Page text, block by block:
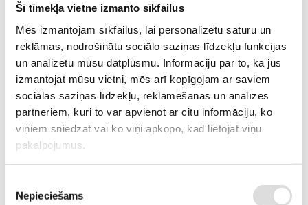
Šī tīmekļa vietne izmanto sīkfailus
Mēs izmantojam sīkfailus, lai personalizētu saturu un
reklāmas, nodrošinātu sociālo saziņas līdzekļu funkcijas
un analizētu mūsu datplūsmu. Informāciju par to, kā jūs
izmantojat mūsu vietni, mēs arī kopīgojam ar saviem
sociālās saziņas līdzekļu, reklamēšanas un analīzes
partneriem, kuri to var apvienot ar citu informāciju, ko
viņiem sniedzat vai ko viņi apkopo, kad lietojat viņu
pakalpojumus.
izvēle
Nepieciešams
TOP/BOTTOM 200-250A
€16,18
ar PVN
ATLIKUMS
Tikai 2 gab. noliktavā Rīgā (pieejams
ARTIKULS 2826943021
RAŽOTĀJA KODS 26943021
APRAKSTS